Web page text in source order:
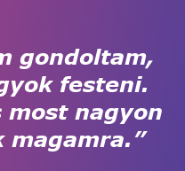
gondoltam,
festeni.
most nagyon
magamra.”